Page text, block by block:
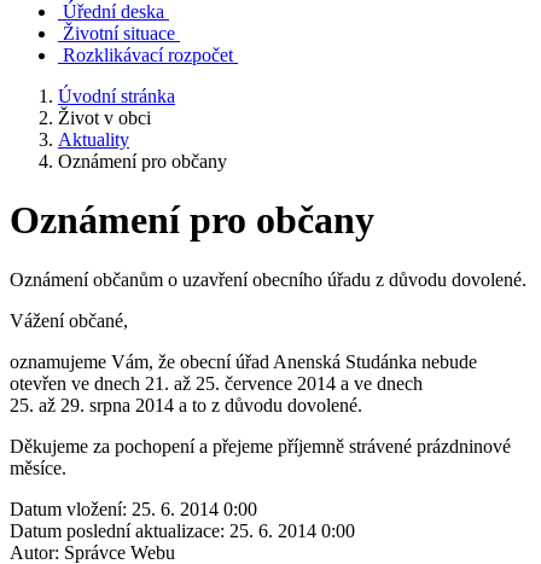
Úřední deska
Životní situace
Rozklikávací rozpočet
Úvodní stránka
Život v obci
Aktuality
Oznámení pro občany
Oznámení pro občany
Oznámení občanům o uzavření obecního úřadu z důvodu dovolené.
Vážení občané,
oznamujeme Vám, že obecní úřad Anenská Studánka nebude
otevřen ve dnech 21. až 25. července 2014 a ve dnech
25. až 29. srpna 2014 a to z důvodu dovolené.
Děkujeme za pochopení a přejeme příjemně strávené prázdninové
měsíce.
Datum vložení: 25. 6. 2014 0:00
Datum poslední aktualizace: 25. 6. 2014 0:00
Autor: Správce Webu